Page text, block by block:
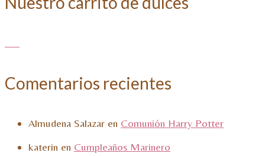
Comentarios recientes
Almudena Salazar en Comunión Harry Potter
katerin en Cumpleaños Marinero